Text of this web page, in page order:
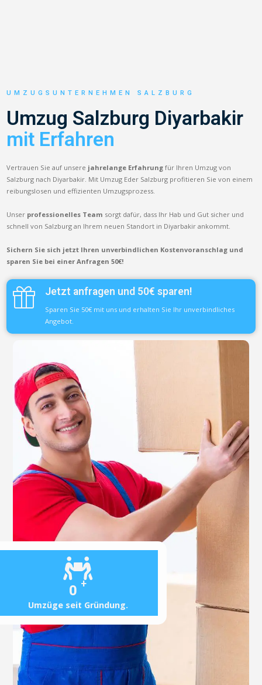
0 +
Umzüge seit Gründung.
UMZUGSUNTERNEHMEN SALZBURG
Umzug Salzburg Diyarbakir
mit Erfahren
Vertrauen Sie auf unsere jahrelange Erfahrung für Ihren Umzug von
Salzburg nach Diyarbakir. Mit Umzug Eder Salzburg profitieren Sie von einem
reibungslosen und effizienten Umzugsprozess.
Unser professionelles Team sorgt dafür, dass Ihr Hab und Gut sicher und
schnell von Salzburg an Ihrem neuen Standort in Diyarbakir ankommt.
Sichern Sie sich jetzt Ihren unverbindlichen Kostenvoranschlag und
sparen Sie bei einer Anfragen 50€!
Jetzt anfragen und 50€ sparen!
Sparen Sie 50€ mit uns und erhalten Sie Ihr unverbindliches
Angebot.